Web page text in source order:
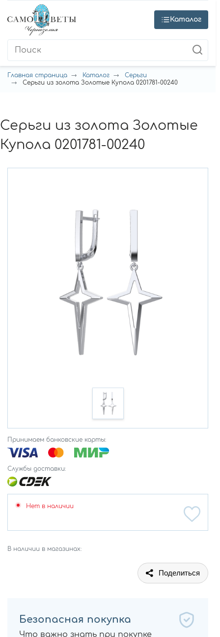
Каталог
Главная страница Каталог
Серьги
Серьги из золота Золотые Купола 0201781-00240
Серьги из золота Золотые
Купола 0201781-00240
Принимаем банковские карты:
Службы доставки:
Нет в наличии
В наличии в магазинах:
Поделиться
Безопасная покупка
Что важно знать при покупке